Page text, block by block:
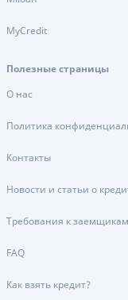
MyCredit
Полезные страницы
О нас
Политика
Контакты
Новости и статьи о
Требования к заемщикам
FAQ
Как взять кредит?